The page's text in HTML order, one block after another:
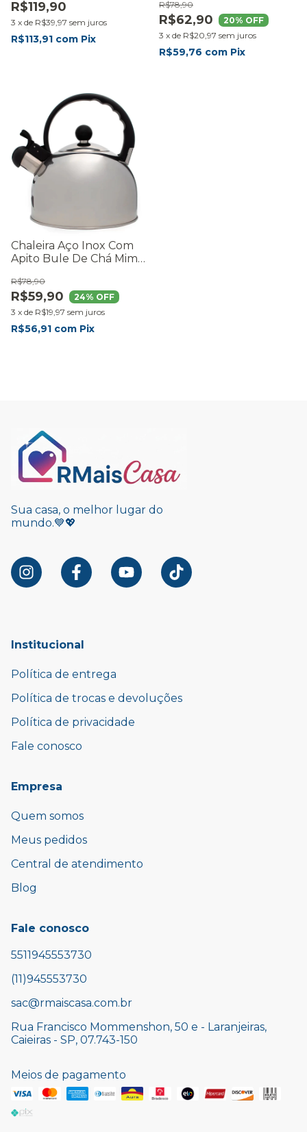
R$119,90
3 x de R$39,97 sem juros
R$113,91 com Pix
Vermelho
R$62,90
R$78,90
20% OFF
3 x de R$20,97 sem juros
R$59,76 com Pix
Chaleira Aço Inox Com
Apito Bule De Chá Mimo
R$59,90
R$78,90
24% OFF
3 x de R$19,97 sem juros
R$56,91 com Pix
Sua casa, o melhor lugar do
mundo.💙💖
Institucional
Política de entrega
Política de trocas e devoluções
Política de privacidade
Fale conosco
Empresa
Quem somos
Meus pedidos
Central de atendimento
Blog
Fale conosco
5511945553730
(11)945553730
sac@rmaiscasa.com.br
Rua Francisco Mommenshon, 50 e - Laranjeiras,
Caieiras - SP, 07.743-150
Meios de pagamento